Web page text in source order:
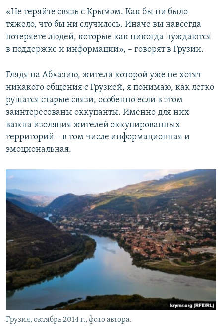
«Не теряйте связь с Крымом. Как бы ни было
тяжело, что бы ни случилось. Иначе вы навсегда
потеряете людей, которые как никогда нуждаются
в поддержке и информации», – говорят в Грузии.
Глядя на Абхазию, жители которой уже не хотят
никакого общения с Грузией, я понимаю, как легко
рушатся старые связи, особенно если в этом
заинтересованы оккупанты. Именно для них
важна изоляция жителей оккупированных
территорий – в том числе информационная и
эмоциональная.
Грузия, октябрь 2014 г., фото автора.